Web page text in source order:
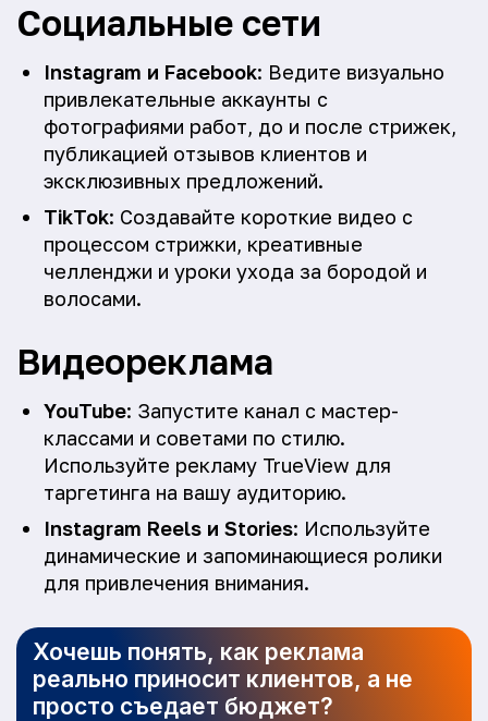
Социальные сети
Instagram и Facebook: Ведите визуально
привлекательные аккаунты с
фотографиями работ, до и после стрижек,
публикацией отзывов клиентов и
эксклюзивных предложений.
TikTok: Создавайте короткие видео с
процессом стрижки, креативные
челленджи и уроки ухода за бородой и
волосами.
Видеореклама
YouTube: Запустите канал с мастер-
классами и советами по стилю.
Используйте рекламу TrueView для
таргетинга на вашу аудиторию.
Instagram Reels и Stories: Используйте
динамические и запоминающиеся ролики
для привлечения внимания.
Хочешь понять, как реклама
реально приносит клиентов, а не
просто съедает бюджет?